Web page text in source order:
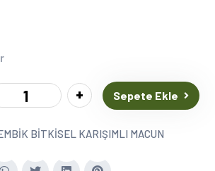
+ Sepete Ekle
BİTKİSEL KARIŞIMLI MACUN